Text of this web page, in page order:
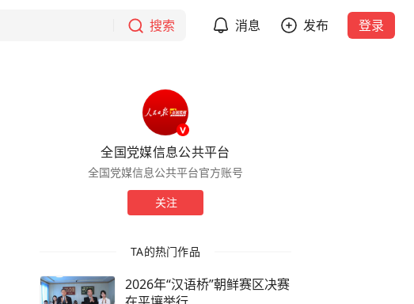
搜索 消息 发布 登录
全国党媒信息公共平台
全国党媒信息公共平台官方账号
关注
TA的热门作品
2026年“汉语桥”朝鲜赛区决赛